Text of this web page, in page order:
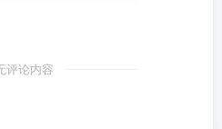
评论内容